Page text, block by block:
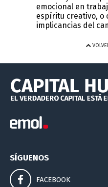
emocional en
espíritu creativo, o
implicancias del
SÍGUENOS
FACEBOOK